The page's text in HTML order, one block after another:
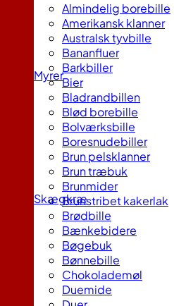
Myrer
Skægkræ
Almindelig borebille
Amerikansk klanner
Australsk tyvbille
Bananfluer
Barkbiller
Bier
Bladrandbillen
Blød borebille
Bolværksbille
Boresnudebiller
Brun pelsklanner
Brun træbuk
Brunmider
Brunstribet kakerlak
Brødbille
Bænkebidere
Bøgebuk
Bønnebille
Chokolademøl
Duemide